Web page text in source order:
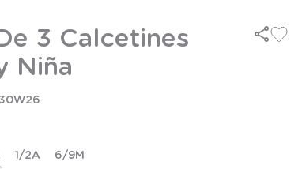
3 Calcetines
Niña
1/2A 6/9M